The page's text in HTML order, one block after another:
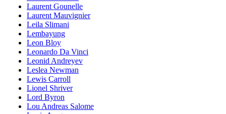
Laurent Gounelle
Laurent Mauvignier
Leila Slimani
Lembayung
Leon Bloy
Leonardo Da Vinci
Leonid Andreyev
Leslea Newman
Lewis Carroll
Lionel Shriver
Lord Byron
Lou Andreas Salome